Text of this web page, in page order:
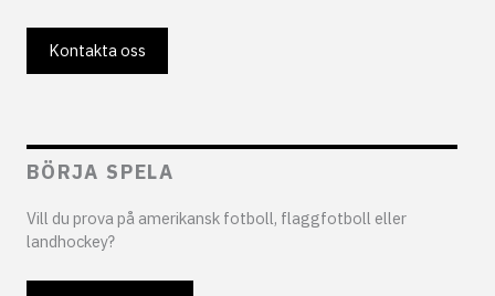
Kontakta oss
BÖRJA SPELA
Vill du prova på amerikansk fotboll, flaggfotboll eller
landhockey?